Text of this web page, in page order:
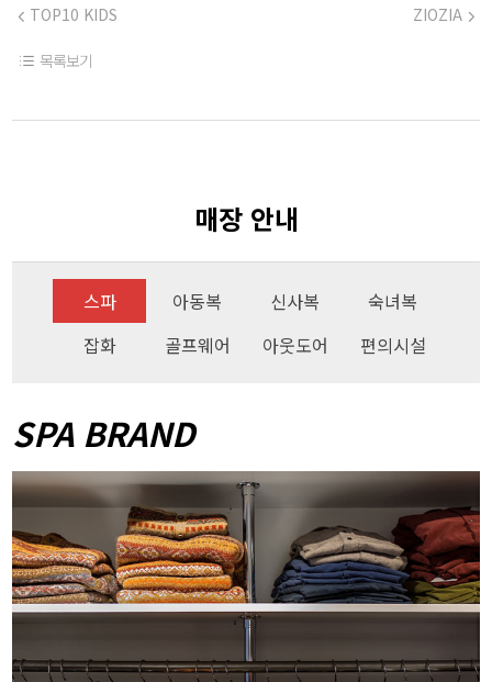
TOP10 KIDS ZIOZIA
목록보기
매장 안내
스파 아동복 신사복
숙녀복
잡화
골프웨어 아웃도어 편의시설
SPA BRAND